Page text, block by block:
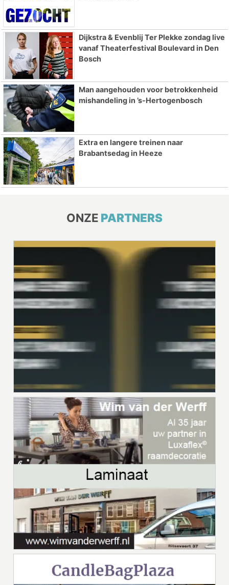
Dijkstra & Evenblij Ter Plekke zondag live
vanaf Theaterfestival Boulevard in Den
Bosch
Man aangehouden voor betrokkenheid
mishandeling in ’s-Hertogenbosch
Extra en langere treinen naar
Brabantsedag in Heeze
ONZE PARTNERS